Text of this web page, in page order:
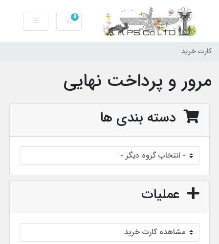
0 کارت خرید
کارت خرید
مرور و پرداخت نهایی
دسته بندی ها
عملیات